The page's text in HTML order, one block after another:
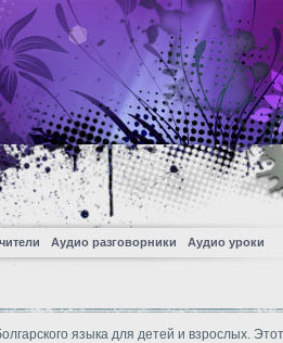
Аудио разговорники Аудио уроки
языка для детей и взрослых. Этот